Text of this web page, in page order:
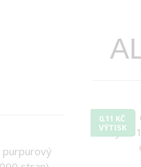
0,11 KČ
VÝTISK